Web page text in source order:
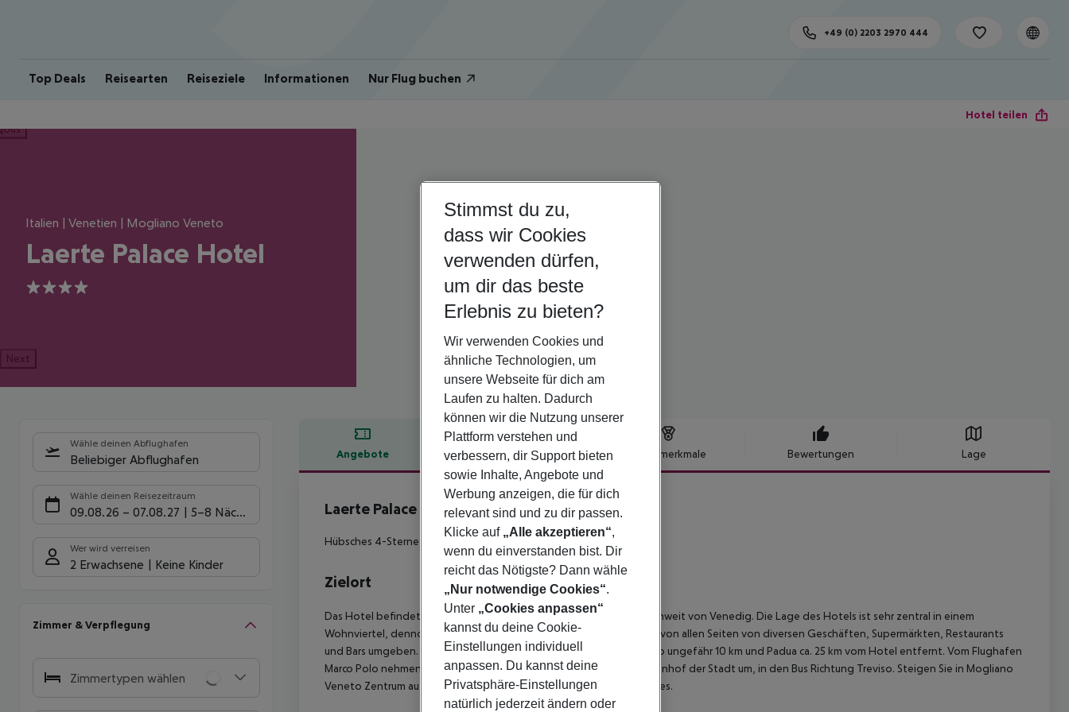
Top Deals Reisearten Reiseziele Informationen Nur Flug buchen
+49 (0) 2203 2970 444
Hotel teilen
Italien | Venetien | Mogliano Veneto
Laerte Palace Hotel
4
Next
Wähle deinen Abflughafen
Beliebiger Abflughafen
Wähle deinen Reisezeitraum
09.08.26 – 07.08.27 5-8 Nächte
Wer wird verreisen
2 Erwachsene Keine Kinder
Zimmer & Verpflegung
Zimmertypen wählen
Angebote Hotelbeschreibung Hotelmerkmale Bewertungen Lage
Hotelbeschreibung
Laerte Palace Hotel
4
Hübsches 4-Sterne Hotel in Venezia!!
Zielort
Das Hotel befindet sich in der kleinen Ortschaft Mogliano Veneto unweit von Venedig. Die Lage des Hotels ist sehr zentral in einem
Wohnviertel, dennoch äußerst ruhig mit wenig Straßenverkehr. Es ist von allen Seiten von diversen Geschäften, Supermärkten, Restaurants
und Bars umgeben. Der Flughafen von Venedig ist etwa 9 km, Treviso ungefähr 10 km und Padua ca. 25 km vom Hotel entfernt. Vom Flughafen
Marco Polo nehmen Sie den Bus Richtung Mestre und steigen am Bahnhof der Stadt um, in den Bus Richtung Treviso. Steigen Sie in Mogliano
Veneto Zentrum aus, das Hotel liegt direkt gegenüber des Bahnhofes.
Stimmst du zu,
dass wir Cookies
verwenden dürfen,
um dir das beste
Erlebnis zu bieten?
Wir verwenden Cookies und
ähnliche Technologien, um
unsere Webseite für dich am
Laufen zu halten. Dadurch
können wir die Nutzung unserer
Plattform verstehen und
verbessern, dir Support bieten
sowie Inhalte, Angebote und
Werbung anzeigen, die für dich
relevant sind und zu dir passen.
Klicke auf „Alle akzeptieren“,
wenn du einverstanden bist. Dir
reicht das Nötigste? Dann wähle
„Nur notwendige Cookies“.
Unter „Cookies anpassen“
kannst du deine Cookie-
Einstellungen individuell
anpassen. Du kannst deine
Privatsphäre-Einstellungen
natürlich jederzeit ändern oder